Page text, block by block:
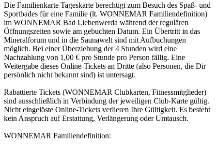
Die Familienkarte Tageskarte berechtigt zum Besuch des Spaß- und
Sportbades für eine Familie (lt. WONNEMAR Familiendefinition)
im WONNEMAR Bad Liebenwerda während der regulären
Öffnungszeiten sowie am gebuchten Datum. Ein Übertritt in das
Mineralforum und in die Saunawelt sind mit Aufbuchungen
möglich. Bei einer Überziehung der 4 Stunden wird eine
Nachzahlung von 1,00 € pro Stunde pro Person fällig. Eine
Weitergabe dieses Online-Tickets an Dritte (also Personen, die Dir
persönlich nicht bekannt sind) ist untersagt.
Rabattierte Tickets (WONNEMAR Clubkarten, Fitnessmitglieder)
sind ausschließlich in Verbindung der jeweiligen Club-Karte gültig.
Nicht eingelöste Online-Tickets verlieren Ihre Gültigkeit. Es besteht
kein Anspruch auf Erstattung, Verlängerung oder Umtausch.
WONNEMAR Familiendefinition: